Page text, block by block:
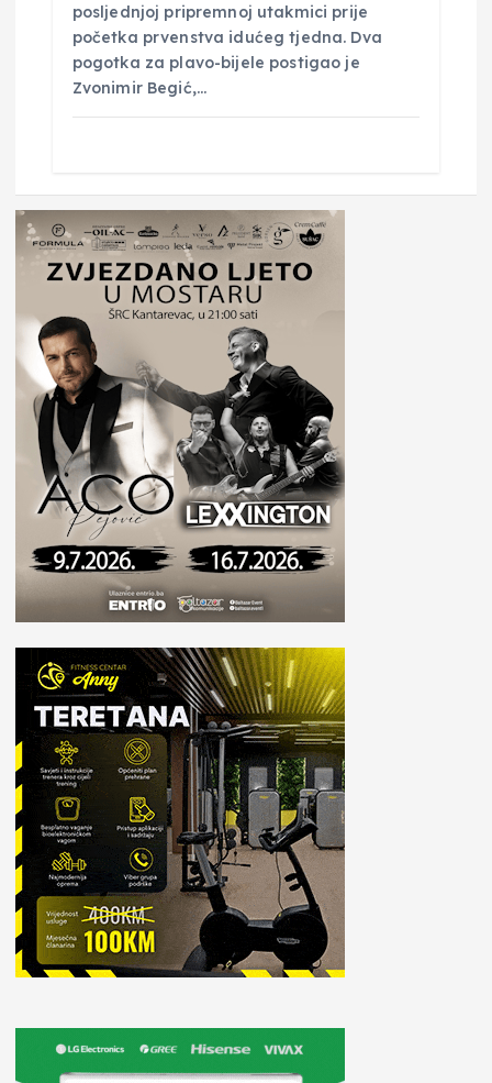
posljednjoj pripremnoj utakmici prije
početka prvenstva idućeg tjedna. Dva
pogotka za plavo-bijele postigao je
Zvonimir Begić,…